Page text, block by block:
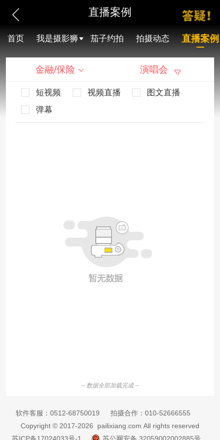
直播案例
首页 我是摄影狮 茄子约拍 拍摄动态 直播案例
金融/保险 演唱会
短视频 视频直播
图文直播
弹幕
-- 数据全部加载完成 --
软件客服： 0512-68750019 拍摄合作： 010-52666555
Copyright © 2017-2026 pailixiang.com All rights reserved
苏ICP备17024033号-1
苏公网安备 32059002002885号